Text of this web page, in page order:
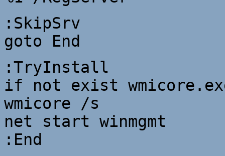
:SkipSrv
goto End
:TryInstall
if not exist
wmicore /s
net start winmgmt
:End